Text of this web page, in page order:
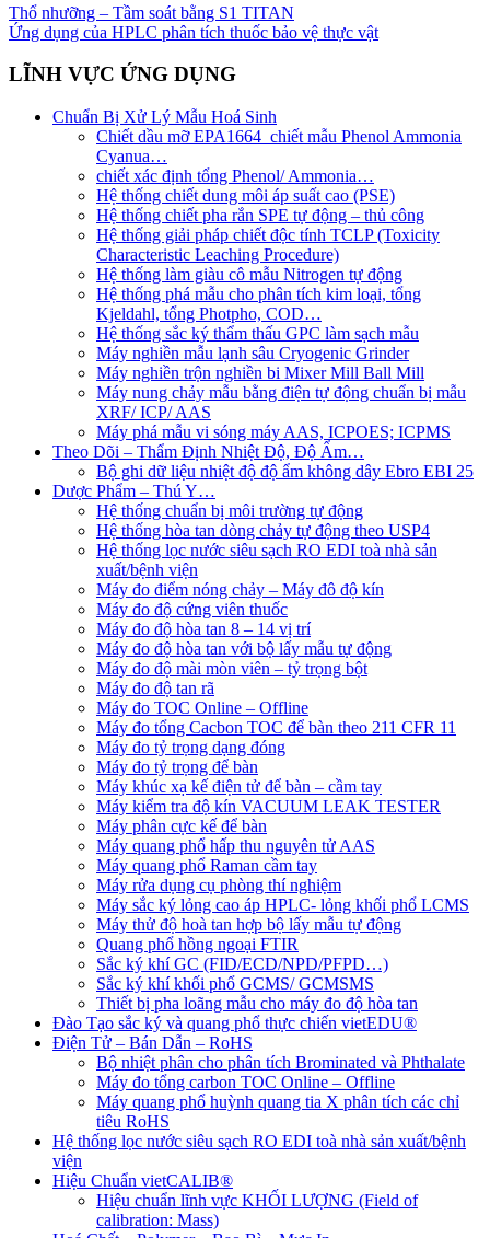
Thổ nhưỡng – Tầm soát bằng S1 TITAN
Ứng dụng của HPLC phân tích thuốc bảo vệ thực vật
LĨNH VỰC ỨNG DỤNG
Chuẩn Bị Xử Lý Mẫu Hoá Sinh
Chiết dầu mỡ EPA1664_chiết mẫu Phenol Ammonia
Cyanua…
chiết xác định tổng Phenol/ Ammonia…
Hệ thống chiết dung môi áp suất cao (PSE)
Hệ thống chiết pha rắn SPE tự động – thủ công
Hệ thống giải pháp chiết độc tính TCLP (Toxicity
Characteristic Leaching Procedure)
Hệ thống làm giàu cô mẫu Nitrogen tự động
Hệ thống phá mẫu cho phân tích kim loại, tổng
Kjeldahl, tổng Photpho, COD…
Hệ thống sắc ký thẩm thấu GPC làm sạch mẫu
Máy nghiền mẫu lạnh sâu Cryogenic Grinder
Máy nghiền trộn nghiền bi Mixer Mill Ball Mill
Máy nung chảy mẫu bằng điện tự động chuẩn bị mẫu
XRF/ ICP/ AAS
Máy phá mẫu vi sóng máy AAS, ICPOES; ICPMS
Theo Dõi – Thẩm Định Nhiệt Độ, Độ Ẩm…
Bộ ghi dữ liệu nhiệt độ độ ẩm không dây Ebro EBI 25
Dược Phẩm – Thú Y…
Hệ thống chuẩn bị môi trường tự động
Hệ thống hòa tan dòng chảy tự động theo USP4
Hệ thống lọc nước siêu sạch RO EDI​​ toà nhà sản
xuất/bệnh viện
Máy đo điểm nóng chảy – Máy đô độ kín
Máy đo độ cứng viên thuốc
Máy đo độ hòa tan 8 – 14 vị trí
Máy đo độ hòa tan với bộ lấy mẫu tự động
Máy đo độ mài mòn viên – tỷ trọng bột
Máy đo độ tan rã
Máy đo TOC Online – Offline
Máy đo tổng Cacbon TOC để bàn theo 211 CFR 11
Máy đo tỷ trọng dạng đóng
Máy đo tỷ trọng để bàn
Máy khúc xạ kế điện tử để bàn – cầm tay
Máy kiểm tra độ kín VACUUM LEAK TESTER
Máy phân cực kế để bàn
Máy quang phổ hấp thu nguyên tử AAS
Máy quang phổ Raman cầm tay
Máy rửa dụng cụ phòng thí nghiệm
Máy sắc ký lỏng cao áp HPLC- lỏng khối phổ LCMS
Máy thử độ hoà tan hợp bộ lấy mẫu tự động
Quang phổ hồng ngoại FTIR
Sắc ký khí GC (FID/ECD/NPD/PFPD…)
Sắc ký khí khối phổ GCMS/ GCMSMS
Thiết bị pha loãng mẫu cho máy đo độ hòa tan
Đào Tạo sắc ký và quang phổ thực chiến vietEDU®
Điện Tử – Bán Dẫn – RoHS
Bộ nhiệt phân cho phân tích Brominated và Phthalate
Máy đo tổng carbon TOC Online – Offline
Máy quang phổ huỳnh quang tia X phân tích các chỉ
tiêu RoHS
Hệ thống lọc nước siêu sạch RO EDI​​ toà nhà sản xuất/bệnh
viện
Hiệu Chuẩn vietCALIB®
Hiệu chuẩn lĩnh vực KHỐI LƯỢNG (Field of
calibration: Mass)